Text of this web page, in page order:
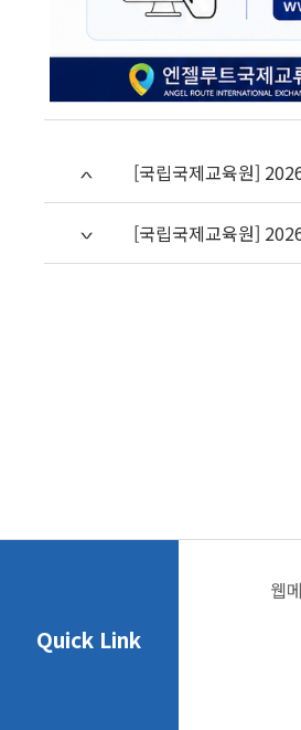
[국립국제교육원]
[국립국제교육원]
Quick Link
웹